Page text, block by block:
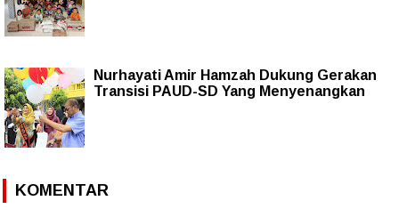
Nurhayati Amir Hamzah Dukung Gerakan
Transisi PAUD-SD Yang Menyenangkan
KOMENTAR